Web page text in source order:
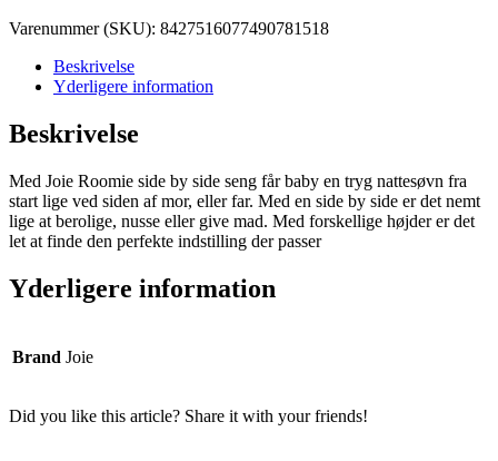
Varenummer (SKU): 8427516077490781518
Beskrivelse
Yderligere information
Beskrivelse
Med Joie Roomie side by side seng får baby en tryg nattesøvn fra
start lige ved siden af mor, eller far. Med en side by side er det nemt
lige at berolige, nusse eller give mad. Med forskellige højder er det
let at finde den perfekte indstilling der passer
Yderligere information
Brand Joie
Did you like this article? Share it with your friends!